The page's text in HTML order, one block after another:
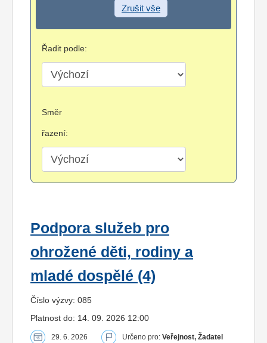
Zrušit vše
Řadit podle:
Směr
řazení:
Podpora služeb pro
ohrožené děti, rodiny a
mladé dospělé (4)
Číslo výzvy: 085
Platnost do: 14. 09. 2026 12:00
29. 6. 2026 Určeno pro: Veřejnost, Žadatel